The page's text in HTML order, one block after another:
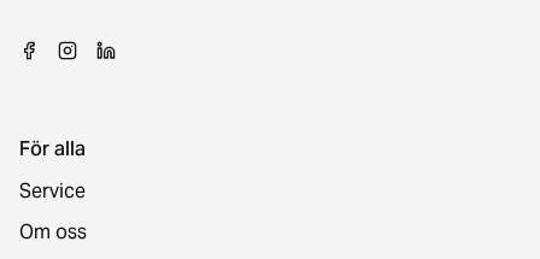
För alla
Service
Om oss